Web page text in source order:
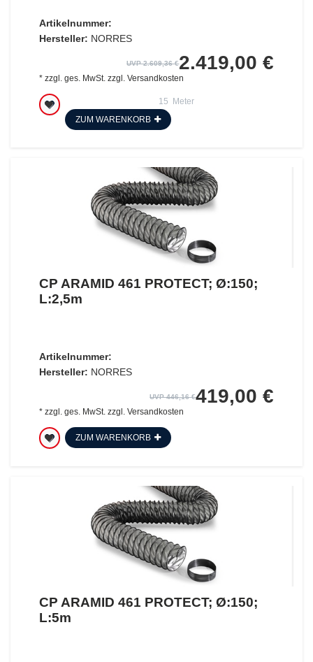
Artikelnummer:
Hersteller: NORRES
UVP 2.609,36 €2.419,00 €
* zzgl. ges. MwSt.zzgl. Versandkosten
15
Meter
ZUM WARENKORB
CP ARAMID 461 PROTECT; Ø:150;
L:2,5m
Artikelnummer:
Hersteller: NORRES
UVP 446,16 €419,00 €
* zzgl. ges. MwSt.zzgl. Versandkosten
ZUM WARENKORB
CP ARAMID 461 PROTECT; Ø:150;
L:5m